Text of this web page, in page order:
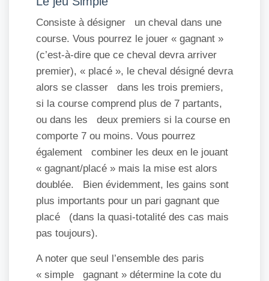
Consiste à désigner un cheval dans une
course. Vous pourrez le jouer « gagnant »
(c’est-à-dire que ce cheval devra arriver
premier), « placé », le cheval désigné devra
alors se classer dans les trois premiers,
si la course comprend plus de 7 partants,
ou dans les deux premiers si la course en
comporte 7 ou moins. Vous pourrez
également combiner les deux en le jouant
« gagnant/placé » mais la mise est alors
doublée. Bien évidemment, les gains sont
plus importants pour un pari gagnant que
placé (dans la quasi-totalité des cas mais
pas toujours).
A noter que seul l’ensemble des paris
« simple gagnant » détermine la cote du